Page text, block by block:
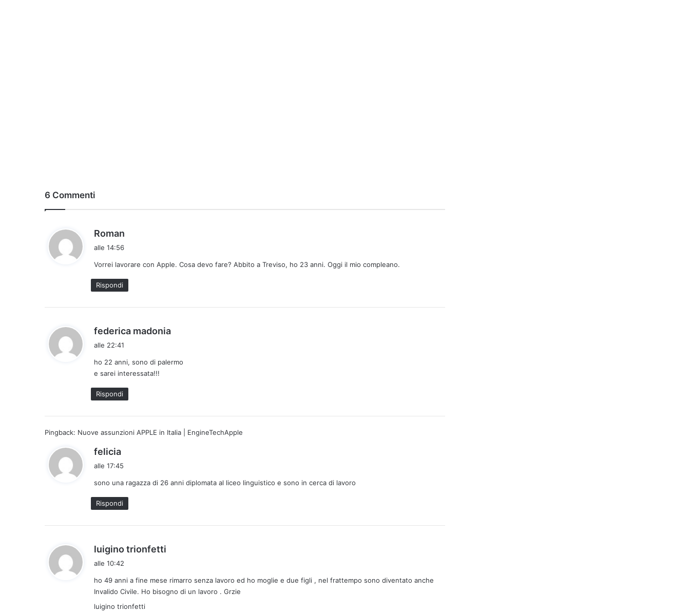
6 Commenti
Roman
e
t
t
alle 14:56
Vorrei lavorare con Apple. Cosa devo fare? Abbito a Treviso, ho 23 anni. Oggi il mio compleano.
Rispondi
federica madonia
e
alle 22:41
ho 22 anni, sono di palermo
e sarei interessata!!!
Rispondi
Pingback: Nuove assunzioni APPLE in Italia | EngineTechApple
felicia
e
t
t
alle 17:45
sono una ragazza di 26 anni diplomata al liceo linguistico e sono in cerca di lavoro
Rispondi
luigino trionfetti
e
t
alle 10:42
ho 49 anni a fine mese rimarro senza lavoro ed ho moglie e due figli , nel frattempo sono diventato anche
Invalido Civile. Ho bisogno di un lavoro . Grzie
luigino trionfetti